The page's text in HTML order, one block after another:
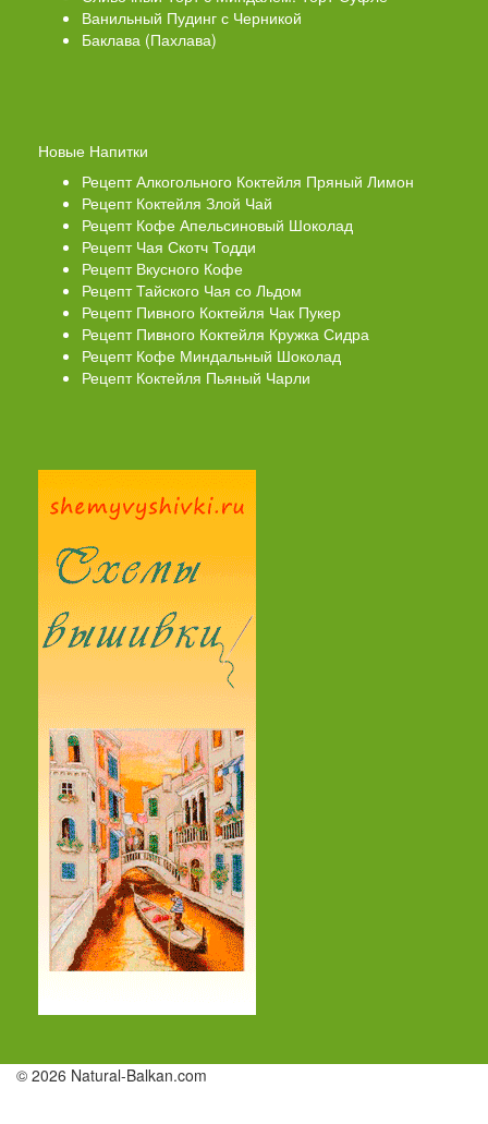
Ванильный Пудинг с Черникой
Баклава (Пахлава)
Новые Напитки
Рецепт Алкогольного Коктейля Пряный Лимон
Рецепт Коктейля Злой Чай
Рецепт Кофе Апельсиновый Шоколад
Рецепт Чая Скотч Тодди
Рецепт Вкусного Кофе
Рецепт Тайского Чая со Льдом
Рецепт Пивного Коктейля Чак Пукер
Рецепт Пивного Коктейля Кружка Сидра
Рецепт Кофе Миндальный Шоколад
Рецепт Коктейля Пьяный Чарли
© 2026 Natural-Balkan.com